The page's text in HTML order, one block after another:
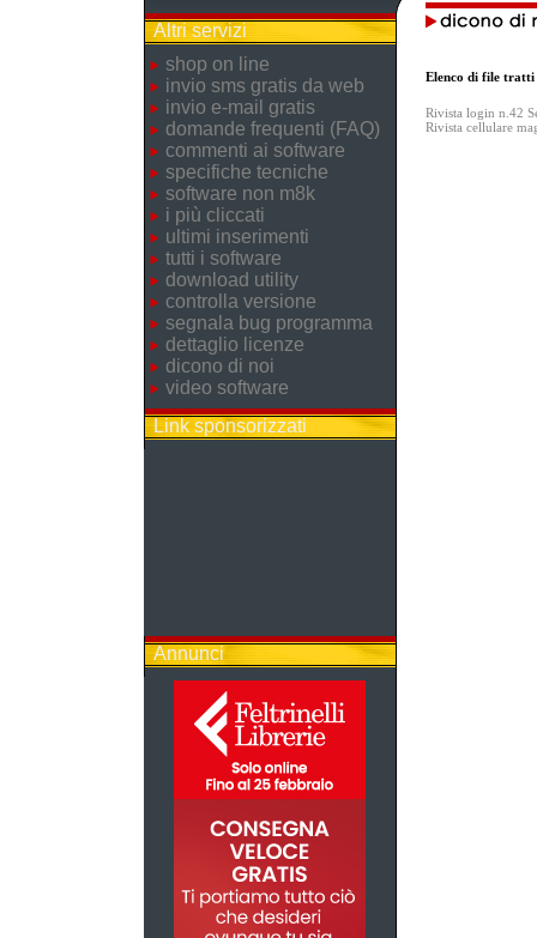
Altri servizi
shop on line
invio sms gratis da web
invio e-mail gratis
domande frequenti (FAQ)
commenti ai software
specifiche tecniche
software non m8k
i più cliccati
ultimi inserimenti
tutti i software
download utility
controlla versione
segnala bug programma
dettaglio licenze
dicono di noi
video software
Link sponsorizzati
Annunci
Elenco di file tratti
Rivista login n.42
Rivista cellulare